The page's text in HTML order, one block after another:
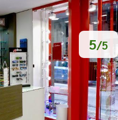
5/5